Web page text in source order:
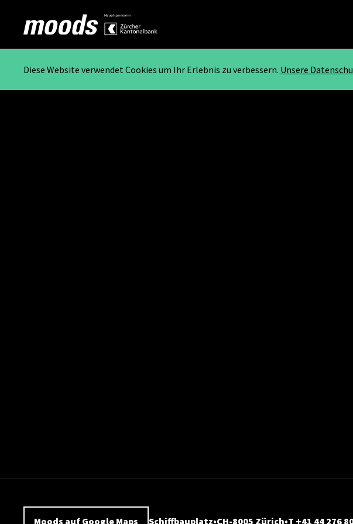
Diese Website verwendet Cookies um Ihr Erlebnis zu verbessern. Unsere
Moods auf Google Maps Schiffbauplatz CH-8005 Zürich T +41 44 276